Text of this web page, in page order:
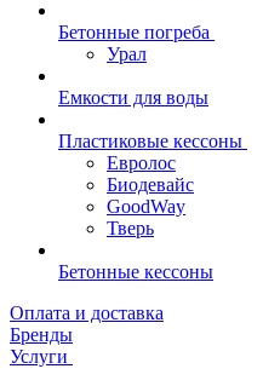
Бетонные погреба
Урал
Емкости для воды
Пластиковые кессоны
Евролос
Биодевайс
GoodWay
Тверь
Бетонные кессоны
Оплата и доставка
Бренды
Услуги